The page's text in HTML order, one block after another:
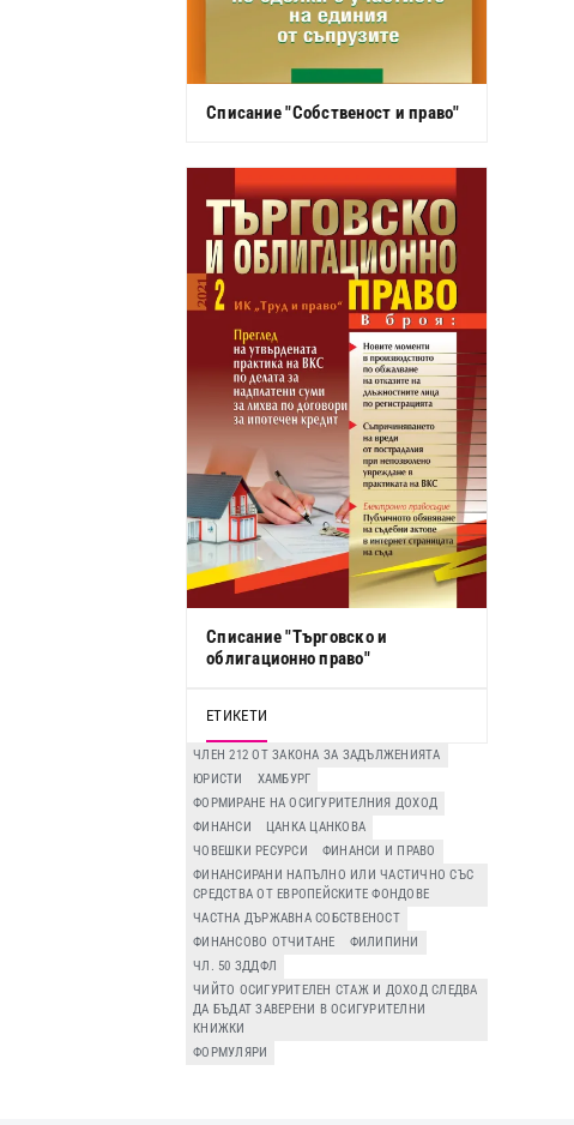
Списание "Собственост и право"
Списание "Търговско и
облигационно право"
ЕТИКЕТИ
ЧЛЕН 212 ОТ ЗАКОНА ЗА ЗАДЪЛЖЕНИЯТА
ЮРИСТИ
ХАМБУРГ
ФОРМИРАНЕ НА ОСИГУРИТЕЛНИЯ ДОХОД
ФИНАНСИ
ЦАНКА ЦАНКОВА
ЧОВЕШКИ РЕСУРСИ
ФИНАНСИ И ПРАВО
ФИНАНСИРАНИ НАПЪЛНО ИЛИ ЧАСТИЧНО СЪС
СРЕДСТВА ОТ ЕВРОПЕЙСКИТЕ ФОНДОВЕ
ЧАСТНА ДЪРЖАВНА СОБСТВЕНОСТ
ФИНАНСОВО ОТЧИТАНЕ
ФИЛИПИНИ
ЧЛ. 50 ЗДДФЛ
ЧИЙТО ОСИГУРИТЕЛЕН СТАЖ И ДОХОД СЛЕДВА
ДА БЪДАТ ЗАВЕРЕНИ В ОСИГУРИТЕЛНИ
КНИЖКИ
ФОРМУЛЯРИ